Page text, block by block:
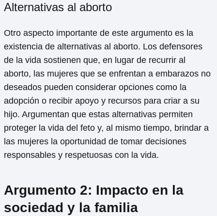
Alternativas al aborto
Otro aspecto importante de este argumento es la
existencia de alternativas al aborto. Los defensores
de la vida sostienen que, en lugar de recurrir al
aborto, las mujeres que se enfrentan a embarazos no
deseados pueden considerar opciones como la
adopción o recibir apoyo y recursos para criar a su
hijo. Argumentan que estas alternativas permiten
proteger la vida del feto y, al mismo tiempo, brindar a
las mujeres la oportunidad de tomar decisiones
responsables y respetuosas con la vida.
Argumento 2: Impacto en la
sociedad y la familia